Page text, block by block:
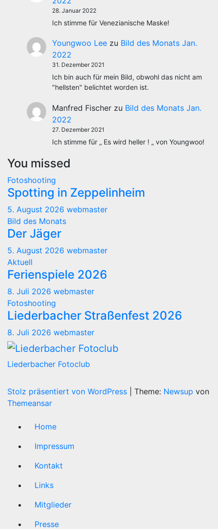
28. Januar 2022
Ich stimme für Venezianische Maske!
Youngwoo Lee zu Bild des Monats Jan.
2022
31. Dezember 2021
Ich bin auch für mein Bild, obwohl das nicht am
"hellsten" belichtet worden ist.
Manfred Fischer zu Bild des Monats Jan.
2022
27. Dezember 2021
Ich stimme für „ Es wird heller ! „ von Youngwoo!
You missed
Fotoshooting
Spotting in Zeppelinheim
5. August 2026 webmaster
Bild des Monats
Der Jäger
5. August 2026 webmaster
Aktuell
Ferienspiele 2026
8. Juli 2026 webmaster
Fotoshooting
Liederbacher Straßenfest 2026
8. Juli 2026 webmaster
Liederbacher Fotoclub
Stolz präsentiert von WordPress Theme: Newsup von
Themeansar
Home
Impressum
Kontakt
Links
Mitglieder
Presse